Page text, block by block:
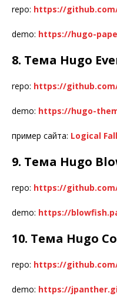
repo: https://
demo: https://hugo-
8. Тема Hugo
repo: https://
demo: https://hugo-
пример сайта: Logical
9. Тема Hugo
repo: https://
demo: https://
10. Тема Hugo
repo: https://
demo: https://